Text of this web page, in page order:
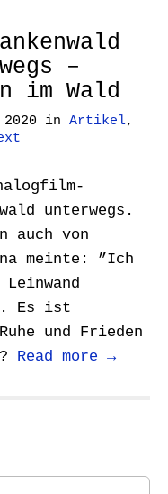
–
im Wald
in Artikel,
unterwegs.
auch von
meinte: ”Ich
Es ist
und Frieden
Read more →